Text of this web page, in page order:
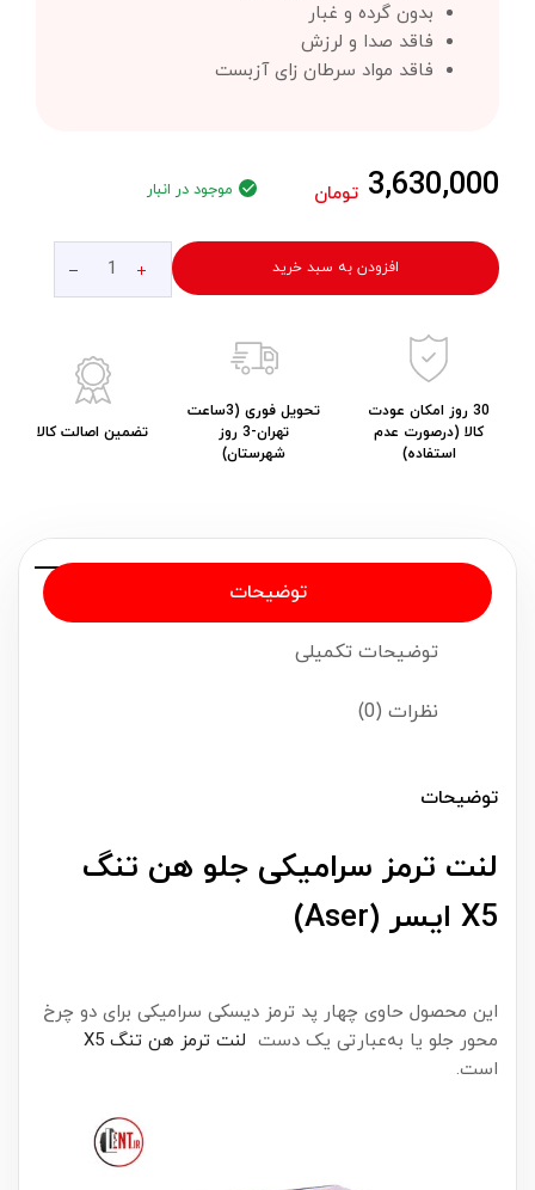
بدون گرده و غبار
فاقد صدا و لرزش
فاقد مواد سرطان زای آزبست
3,630,000 تومان موجود در انبار
افزودن به سبد خرید
30 روز امکان عودت
کالا (درصورت عدم
استفاده)
تحویل فوری (3ساعت
تهران-3 روز
شهرستان)
تضمین اصالت کالا
توضیحات
توضیحات تکمیلی
نظرات (0)
توضیحات
لنت ترمز سرامیکی جلو هن تنگ
X5 ایسر (Aser)
این محصول حاوی چهار پد ترمز دیسکی سرامیکی برای دو چرخ
محور جلو یا به‌عبارتی یک دست لنت ترمز هن تنگ X5
است.